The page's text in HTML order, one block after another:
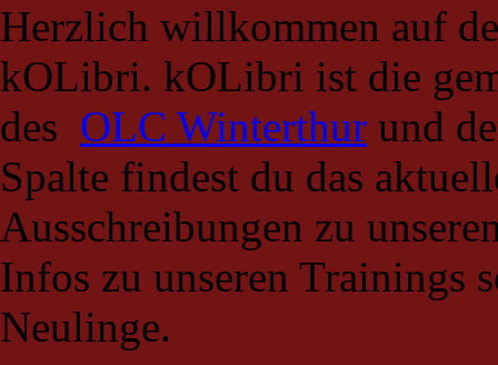
Herzlich willkommen auf
kOLibri. kOLibri ist die
des OLC Winterthur und
Spalte findest du das
Ausschreibungen zu
Infos zu unseren Trainings
Neulinge.